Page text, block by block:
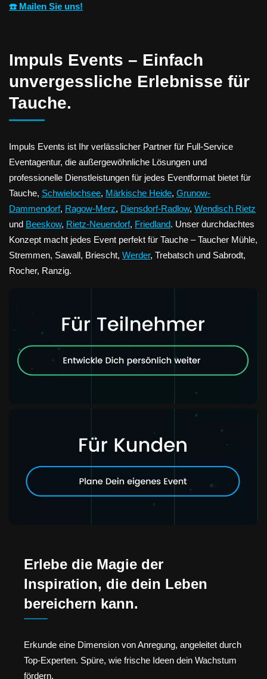
☎️ Mailen Sie uns!
Impuls Events – Einfach
unvergessliche Erlebnisse für
Tauche.
Impuls Events ist Ihr verlässlicher Partner für Full-Service
Eventagentur, die außergewöhnliche Lösungen und
professionelle Dienstleistungen für jedes Eventformat bietet für
Tauche, Schwielochsee, Märkische Heide, Grunow-
Dammendorf, Ragow-Merz, Diensdorf-Radlow, Wendisch Rietz
und Beeskow, Rietz-Neuendorf, Friedland. Unser durchdachtes
Konzept macht jedes Event perfekt für Tauche – Taucher Mühle,
Stremmen, Sawall, Briescht, Werder, Trebatsch und Sabrodt,
Rocher, Ranzig.
Erlebe die Magie der
Inspiration, die dein Leben
bereichern kann.
Erkunde eine Dimension von Anregung, angeleitet durch
Top-Experten. Spüre, wie frische Ideen dein Wachstum
fördern.